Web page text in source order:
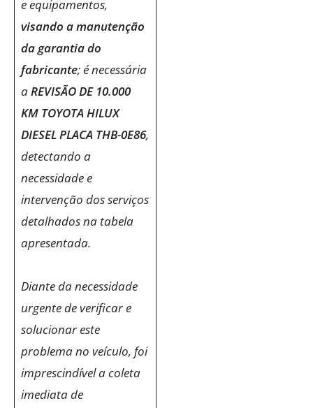
e equipamentos,
visando a manutenção
da garantia do
fabricante; é necessária
aREVISÃO DE 10.000
KM TOYOTA HILUX
DIESEL PLACA THB-0E86,
detectando a
necessidade e
intervenção dos serviços
detalhados na tabela
apresentada.
Diante da necessidade
urgente de verificar e
solucionar este
problema no veículo, foi
imprescindível a coleta
imediata de